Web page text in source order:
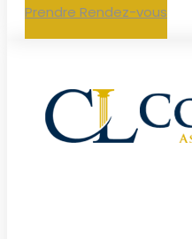
Prendre Rendez-vous